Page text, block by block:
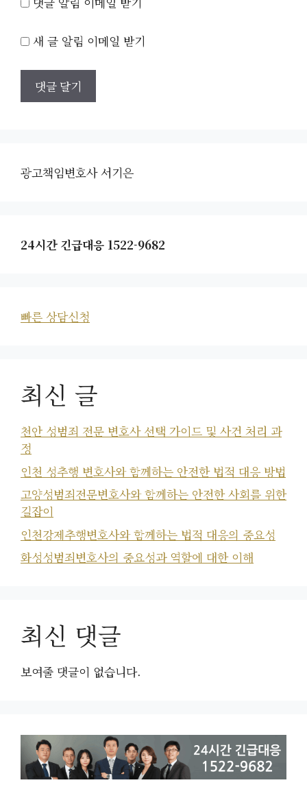
새 글 알림 이메일 받기
광고책임변호사 서기은
24시간 긴급대응 1522-9682
빠른 상담신청
최신 글
천안 성범죄 전문 변호사 선택 가이드 및 사건 처리 과
정
인천 성추행 변호사와 함께하는 안전한 법적 대응 방법
고양성범죄전문변호사와 함께하는 안전한 사회를 위한
길잡이
인천강제추행변호사와 함께하는 법적 대응의 중요성
화성성범죄변호사의 중요성과 역할에 대한 이해
최신 댓글
보여줄 댓글이 없습니다.